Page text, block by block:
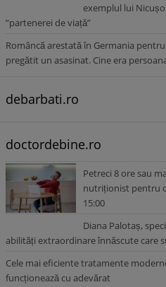
exemplul lui
”partenerei de viață”
Româncă arestată în Germania
pregătit un asasinat. Cine era
debarbati.ro
doctordebine.ro
Petreci 8 ore sau
nutriționist pentru
15:00
Diana Palotaș,
abilități extraordinare înnăscute care
Cele mai eficiente tratamente
funcționează cu adevărat